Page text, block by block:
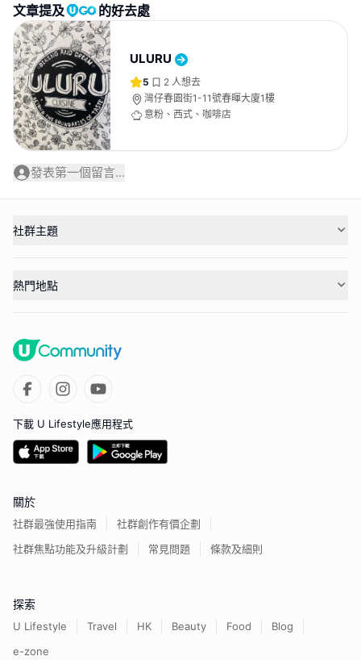
文章提及 的好去處
ULURU
5 2 人想去
灣仔春園街1-11號春暉大廈1樓
意粉、西式、咖啡店
發表第一個留言...
社群主題
熱門地點
下載 U Lifestyle應用程式
關於
社群最強使用指南
社群創作有價企劃
社群焦點功能及升級計劃
常見問題 條款及細則
探索
U Lifestyle Travel HK Beauty Food
Blog
e-zone